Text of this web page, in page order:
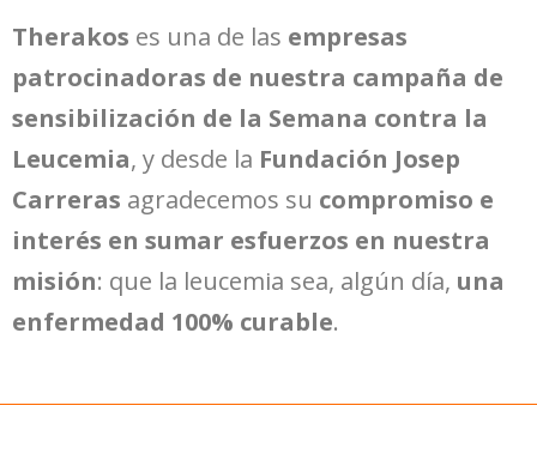
Therakos es una de las empresas
patrocinadoras de nuestra campaña de
sensibilización de la Semana contra la
Leucemia, y desde la Fundación Josep
Carreras agradecemos su compromiso e
interés en sumar esfuerzos en nuestra
misión: que la leucemia sea, algún día, una
enfermedad 100% curable.